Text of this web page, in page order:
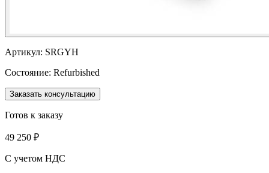
Артикул: SRGYH
Состояние: Refurbished
Заказать консультацию
Готов к заказу
49 250 ₽
С учетом НДС